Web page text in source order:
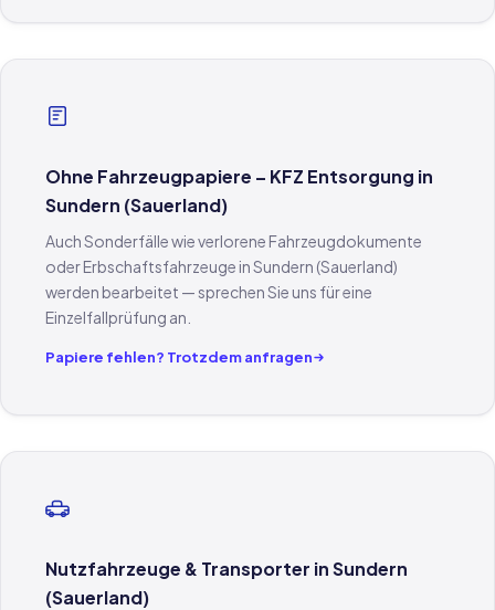
Ohne Fahrzeugpapiere – KFZ Entsorgung in
Sundern (Sauerland)
Auch Sonderfälle wie verlorene Fahrzeugdokumente
oder Erbschaftsfahrzeuge in Sundern (Sauerland)
werden bearbeitet — sprechen Sie uns für eine
Einzelfallprüfung an.
Papiere fehlen? Trotzdem anfragen
Nutzfahrzeuge & Transporter in Sundern
(Sauerland)